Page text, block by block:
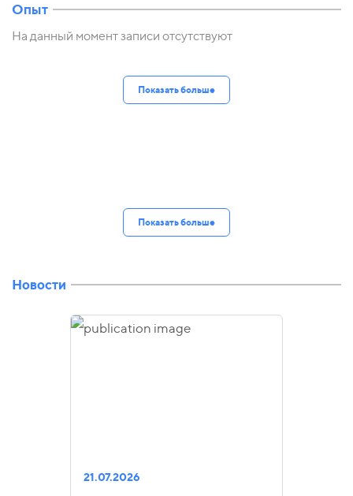
Опыт
На данный момент записи отсутствуют
Показать больше
Показать больше
Новости
21.07.2026